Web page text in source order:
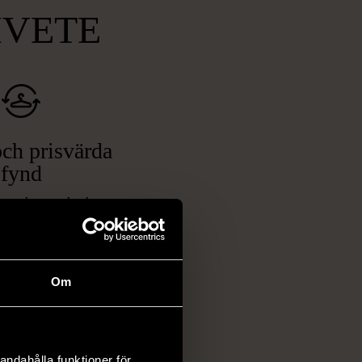
Om
prisvärda
fynd
ett brett utbud av
kläder och möbler
elektronik i våra
föremål som
vanliga butiker.